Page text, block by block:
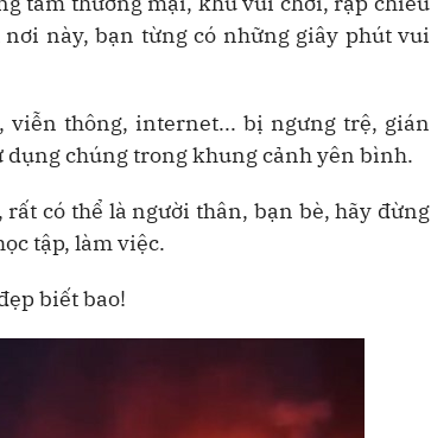
này, bạn từng có những giây phút vui
viễn thông, internet... bị ngưng trệ, gián
dụng chúng trong khung cảnh yên bình.
có thể là người thân, bạn bè, hãy đừng
tập, làm việc.
biết bao!